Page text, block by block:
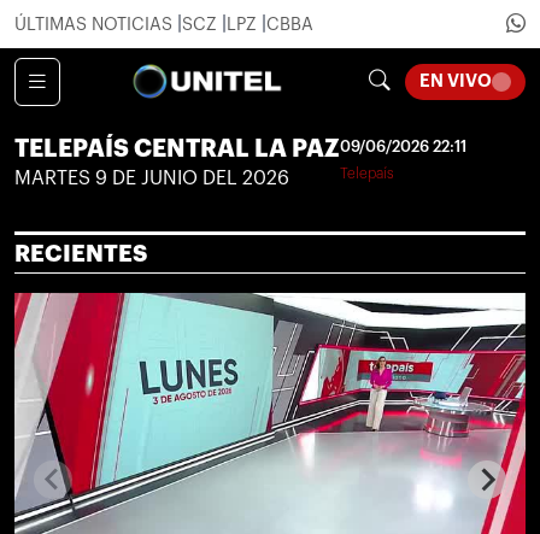
ÚLTIMAS NOTICIAS SCZ LPZ CBBA
EN VIVO
TELEPAÍS CENTRAL LA PAZ
MARTES 9 DE JUNIO DEL 2026
09/06/2026 22:11
Telepaís
RECIENTES